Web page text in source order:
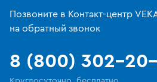
Позвоните в Контакт-центр
на обратный звонок
8 (800) 302-